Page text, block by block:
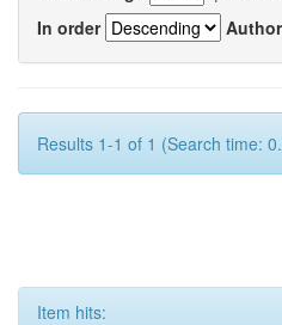
In order
Results 1-1 of 1 (Search time:
Item hits: